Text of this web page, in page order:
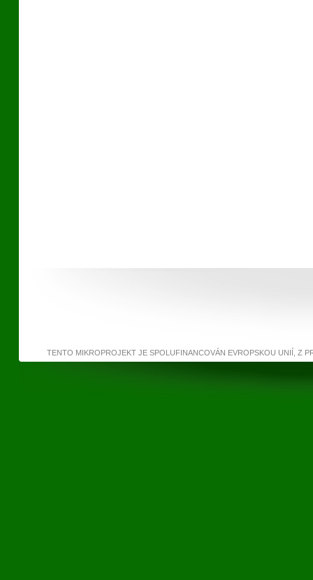
TENTO MIKROPROJEKT JE SPOLUFINANCOVÁN EVROPSKOU UNIÍ, Z